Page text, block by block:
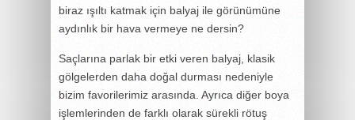
biraz ışıltı katmak için balyaj ile görünümüne
aydınlık bir hava vermeye ne dersin?
Saçlarına parlak bir etki veren balyaj, klasik
gölgelerden daha doğal durması nedeniyle
bizim favorilerimiz arasında. Ayrıca diğer boya
işlemlerinden de farklı olarak sürekli rötuş